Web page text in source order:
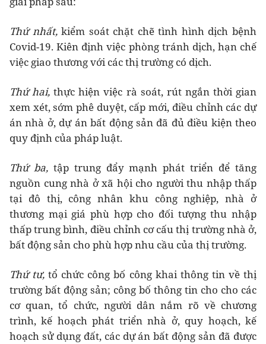
Thứ nhất,kiểm soát chặt chẽ tình hình dịch bệnh
Covid-19. Kiên định việc phòng tránh dịch, hạn chế
việc giao thương với các thị trường có dịch.
Thứ hai, thực hiện việc rà soát, rút ngắn thời gian
xem xét, sớm phê duyệt, cấp mới, điều chỉnh các dự
án nhà ở, dự án bất động sản đã đủ điều kiện theo
quy định của pháp luật.
Thứ ba,tập trung đẩy mạnh phát triển để tăng
nguồn cung nhà ở xã hội cho người thu nhập thấp
tại đô thị, công nhân khu công nghiệp, nhà ở
thương mại giá phù hợp cho đối tượng thu nhập
thấp trung bình, điều chỉnh cơ cấu thị trường nhà ở,
bất động sản cho phù hợp nhu cầu của thị trường.
Thứ tư,tổ chức công bố công khai thông tin về thị
trường bất động sản; công bố thông tin cho cho các
cơ quan, tổ chức, người dân nắm rõ về chương
trình, kế hoạch phát triển nhà ở, quy hoạch, kế
hoạch sử dụng đất, các dự án bất động sản đã được